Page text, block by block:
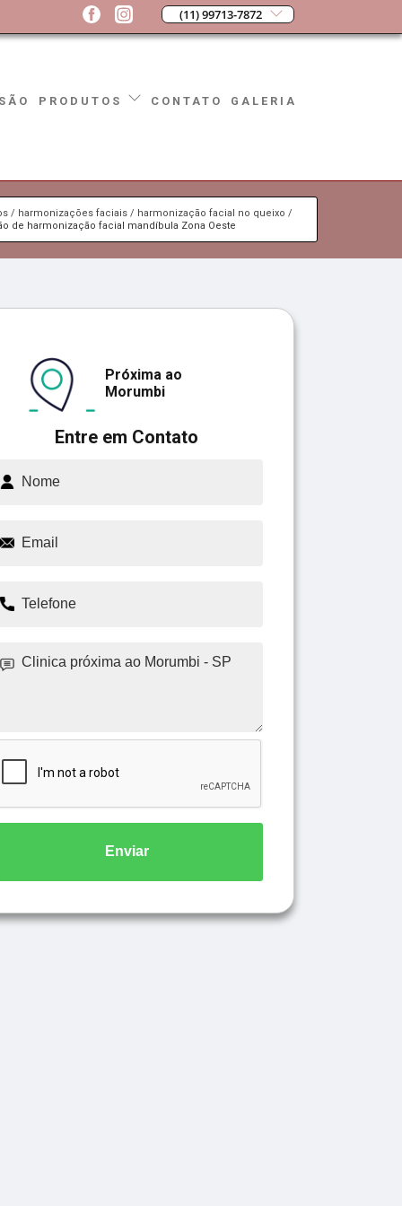
(11) 99713-7872
PRODUTOS CONTATO GALERIA
harmonizações faciais
harmonização facial no queixo
de harmonização facial mandíbula Zona Oeste
Entre em Contato
Próxima ao
Morumbi
Enviar